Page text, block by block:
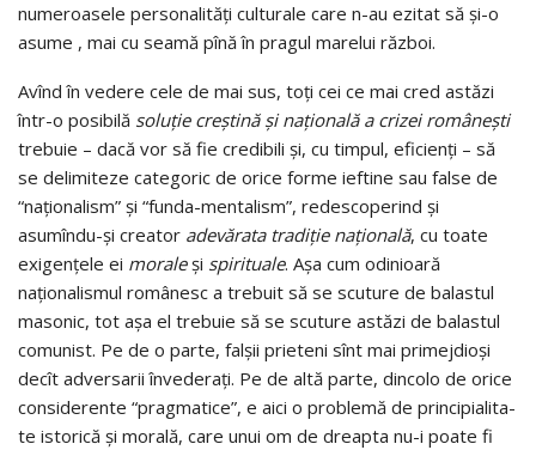
nume­­roa­sele personalităţi culturale care n-au ezitat să şi-o
asu­me , mai cu seamă pînă în pra­gul marelui război.
Avînd în vedere cele de mai sus, toţi cei ce mai cred astăzi
într-o posibilă soluţie creştină şi naţională a crizei româneşti
trebuie – dacă vor să fie credibili şi, cu timpul, efi­­cienţi – să
se delimiteze categoric de orice forme ief­ti­ne sau false de
“naţionalism” şi “funda-mentalism”, redes­co­pe­rind şi
asumîndu-şi creator adevărata tradiţie naţio­nală, cu toate
exigenţele ei moraleşi spirituale. Aşa cum odinioară
naţionalismul românesc a tre­buit să se scuture de balastul
masonic, tot aşa el trebuie să se scuture astăzi de balastul
co­munist. Pe de o parte, falşii prieteni sînt mai primejdioşi
de­cît adversarii învederaţi. Pe de altă parte, dincolo de orice
considerente “pragmatice”, e aici o pro­ble­mă de principiali­ta­­­­­
te istorică şi morală, care unui om de dreapta nu-i poate fi